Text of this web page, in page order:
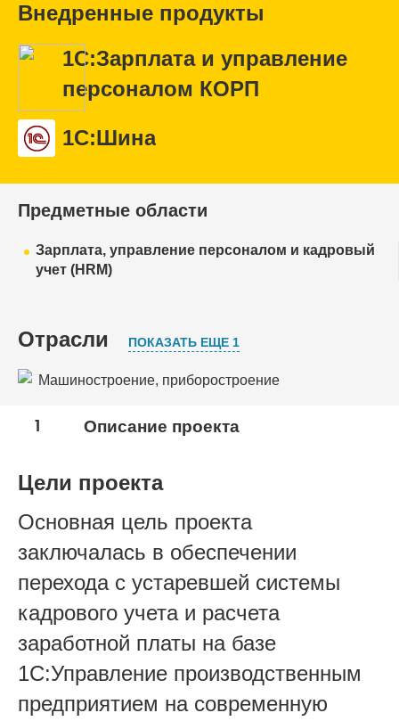
Внедренные продукты
1С:Зарплата и управление
персоналом КОРП
1С:Шина
Предметные области
Зарплата, управление персоналом и кадровый
учет (HRM)
Отрасли ПОКАЗАТЬ ЕЩЕ 1
Машиностроение, приборостроение
Оборонно-промышленный комплекс
1 Описание проекта
Цели проекта
Основная цель проекта
заключалась в обеспечении
перехода с устаревшей системы
кадрового учета и расчета
заработной платы на базе
1С:Управление производственным
предприятием на современную